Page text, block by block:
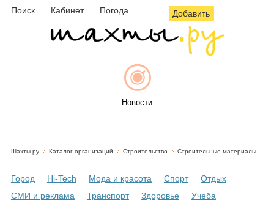
Поиск Кабинет Погода Добавить
Новости
Шахты.ру Каталог организаций Строительство Строительные материалы
Город Hi-Tech Мода и красота Спорт
Отдых
СМИ и реклама
Транспорт Здоровье
Учеба